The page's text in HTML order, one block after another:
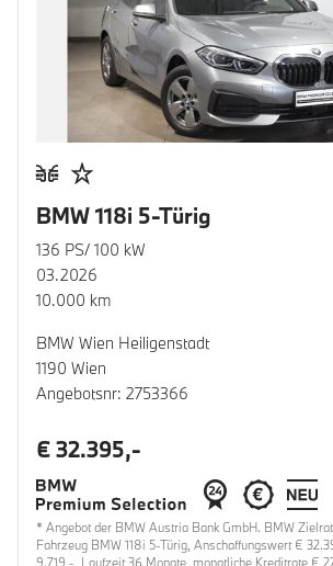
BMW 118i 5-Türig
136 PS/ 100 kW
03.2026
10.000 km
BMW Wien Heiligenstadt
1190 Wien
Angebotsnr: 2753366
€ 32.395,-
* Angebot der BMW Austria Bank GmbH. BMW
Fahrzeug BMW 118i 5-Türig, Anschaffungswert €
9.719,-, Laufzeit 36 Monate, monatliche Kreditrate €